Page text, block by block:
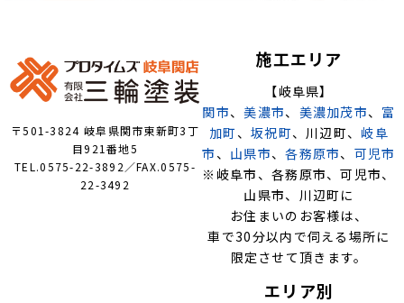
〒501-3824 岐阜県関市東新町3丁
目921番地5
TEL.0575-22-3892／FAX.0575-
22-3492
施工エリア
【岐阜県】
関市、美濃市、 美濃加茂市、 富
加町 、 坂祝町、川辺町、 岐阜
市 、 山県市、各務原市、 可児市
※岐阜市、各務原市、可児市、
山県市、川辺町に
お住まいのお客様は、
車で30分以内で伺える場所に
限定させて頂きます。
エリア別